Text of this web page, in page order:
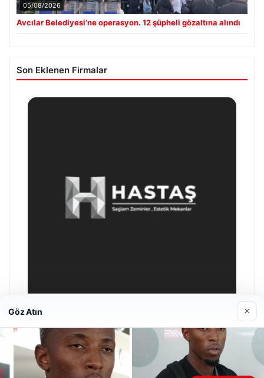
05/08/2026
Avcılar Belediyesi’ne operasyon. 12 şüpheli gözaltına alındı
Son Eklenen Firmalar
Enes Kaplan Avukatlık Bürosu
28/04/2026
Göz Atın ×